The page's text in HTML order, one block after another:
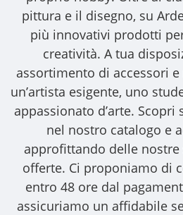
pittura e il disegno, su
più innovativi prodotti
creatività. A tua
assortimento di accessori
un’artista esigente, uno
appassionato d’arte.
nel nostro catalogo e
approfittando delle
offerte. Ci proponiamo di
entro 48 ore dal
assicuriamo un affidabile